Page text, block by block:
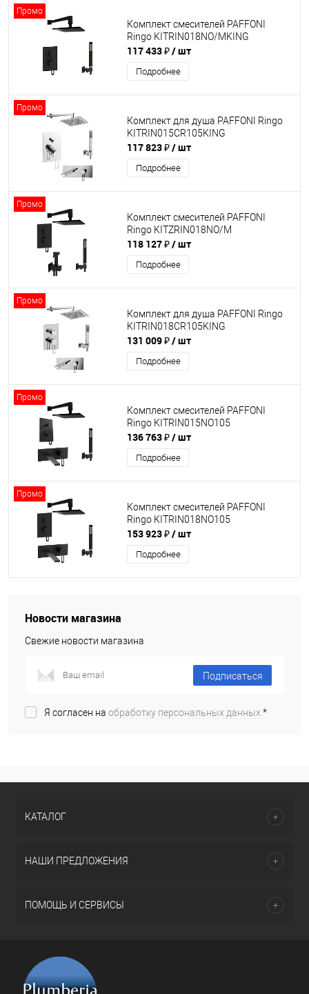
Промо
Комплект смесителей PAFFONI
Ringo KITRIN018NO/MKING
117 433 ₽/ шт
Подробнее
Промо
Комплект для душа PAFFONI Ringo
KITRIN015CR105KING
117 823 ₽/ шт
Подробнее
Промо
Комплект смесителей PAFFONI
Ringo KITZRIN018NO/M
118 127 ₽/ шт
Подробнее
Промо
Комплект для душа PAFFONI Ringo
KITRIN018CR105KING
131 009 ₽/ шт
Подробнее
Промо
Комплект смесителей PAFFONI
Ringo KITRIN015NO105
136 763 ₽/ шт
Подробнее
Промо
Комплект смесителей PAFFONI
Ringo KITRIN018NO105
153 923 ₽/ шт
Подробнее
Новости магазина
Свежие новости магазина
Подписаться
Я согласен на обработку персональных данных.*
КАТАЛОГ
НАШИ ПРЕДЛОЖЕНИЯ
ПОМОЩЬ И СЕРВИСЫ